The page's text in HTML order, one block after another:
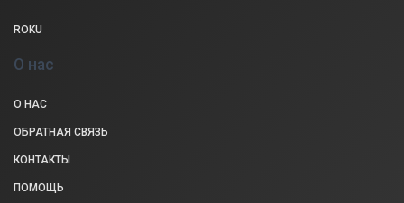
ROKU
О нас
О НАС
ОБРАТНАЯ СВЯЗЬ
КОНТАКТЫ
ПОМОЩЬ